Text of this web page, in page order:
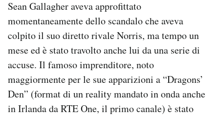
Sean Gallagher aveva approfittato
momentaneamente dello scandalo che aveva
colpito il suo diretto rivale Norris, ma tempo un
mese ed è stato travolto anche lui da una serie di
accuse. Il famoso imprenditore, noto
maggiormente per le sue apparizioni a “Dragons’
Den” (format di un reality mandato in onda anche
in Irlanda da RTE One, il primo canale) è stato